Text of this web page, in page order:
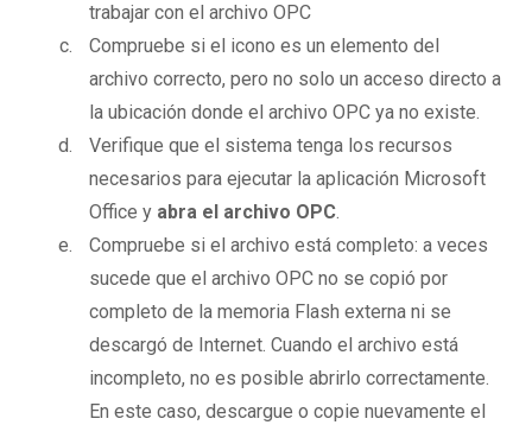
trabajar con el archivo OPC
Compruebe si el icono es un elemento del
archivo correcto, pero no solo un acceso directo a
la ubicación donde el archivo OPC ya no existe.
Verifique que el sistema tenga los recursos
necesarios para ejecutar la aplicación Microsoft
Office y abra el archivo OPC.
Compruebe si el archivo está completo: a veces
sucede que el archivo OPC no se copió por
completo de la memoria Flash externa ni se
descargó de Internet. Cuando el archivo está
incompleto, no es posible abrirlo correctamente.
En este caso, descargue o copie nuevamente el